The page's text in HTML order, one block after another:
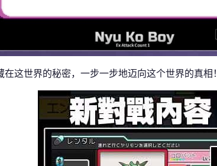
在这世界的秘密，一步一步地迈向这个世界的真相！